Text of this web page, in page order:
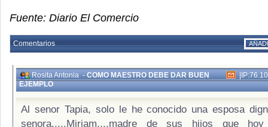
Fuente: Diario El Comercio
Comentarios
Rosita Antonia-COMO MAESTRO DEBE DAR BUEN
EJEMPLO
|
Al senor Tapia, solo le he conocido una esposa
senora.....Miriam....madre de sus hijos que